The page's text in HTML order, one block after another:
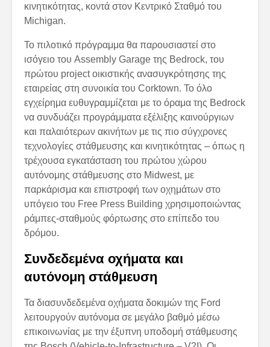
κινητικότητας, κοντά στον Κεντρικό Σταθμό του
Michigan.
Το πιλοτικό πρόγραμμα θα παρουσιαστεί στο
ισόγειο του Assembly Garage της Bedrock, του
πρώτου project οικιστικής ανασυγκρότησης της
εταιρείας στη συνοικία του Corktown. Το όλο
εγχείρημα ευθυγραμμίζεται με το όραμα της Bedrock
να συνδυάζει προγράμματα εξέλιξης καινούργιων
και παλαιότερων ακινήτων με τις πιο σύγχρονες
τεχνολογίες στάθμευσης και κινητικότητας – όπως η
τρέχουσα εγκατάσταση του πρώτου χώρου
αυτόνομης στάθμευσης στο Midwest, με
παρκάρισμα και επιστροφή των οχημάτων στο
υπόγειο του Free Press Building χρησιμοποιώντας
ράμπες-σταθμούς φόρτωσης στο επίπεδο του
δρόμου.
Συνδεδεμένα οχήματα και
αυτόνομη στάθμευση
Τα διασυνδεδεμένα οχήματα δοκιμών της Ford
λειτουργούν αυτόνομα σε μεγάλο βαθμό μέσω
επικοινωνίας με την έξυπνη υποδομή στάθμευσης